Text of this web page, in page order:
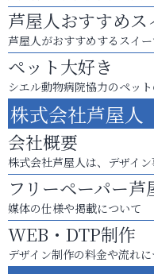
芦屋人おすすめス
芦屋人がおすすめするスイ
ペット大好き
シエル動物病院協力のペッ
株式会社芦屋人
会社概要
株式会社芦屋人は、デザイ
フリーペーパー芦
媒体の仕様や掲載について
WEB・DTP制作
デザイン制作の料金や流れ